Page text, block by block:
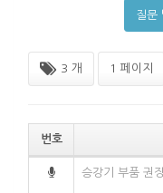
질문
3 개 1 페이지
번호
승강기 부품 권